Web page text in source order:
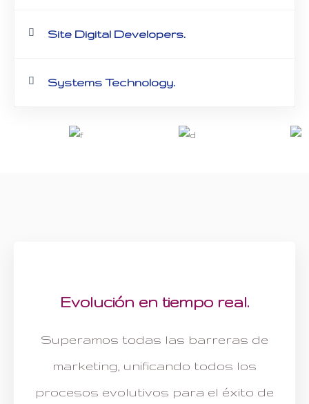
Site Digital Developers.
Systems Technology.
Evolución en tiempo real.
Superamos todas las barreras de
marketing, unificando todos los
procesos evolutivos para el éxito de